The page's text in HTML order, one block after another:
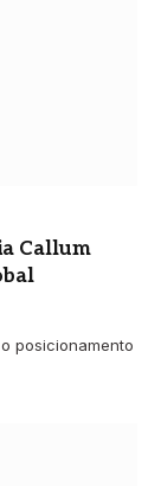
Callum
posicionamento